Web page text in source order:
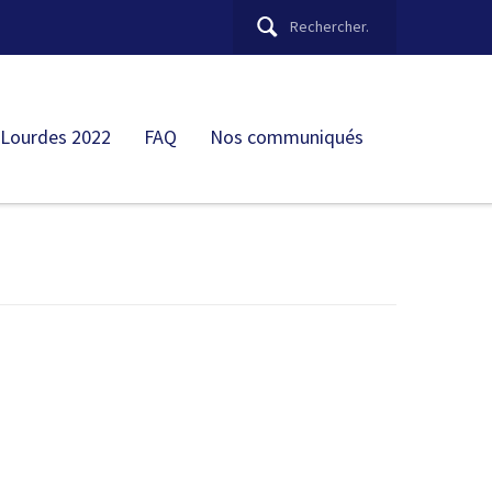
2022 FAQ Nos communiqués